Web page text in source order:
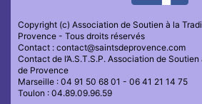
Copyright (c) Association de Soutien à la
Provence - Tous droits réservés
Contact : contact@saintsdeprovence.com
Contact de l’A.S.T.S.P. Association de
de Provence
Marseille : 04 91 50 68 01 - 06 41 21 14 75
Toulon : 04.89.09.96.59